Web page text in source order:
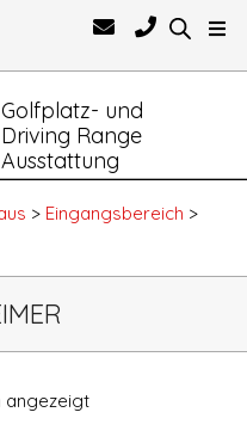
Golfplatz- und
Driving Range
Ausstattung
> Eingangsbereich >
angezeigt